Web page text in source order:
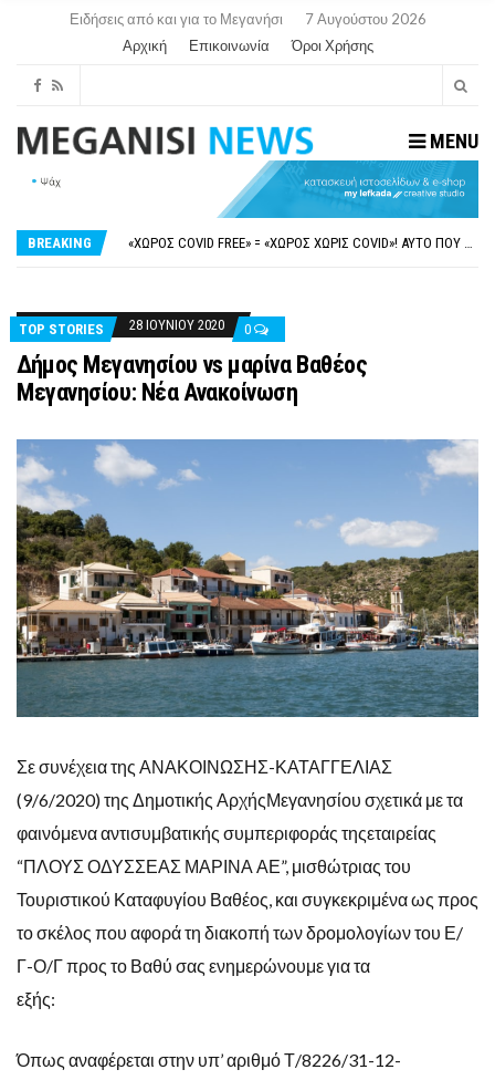
Ειδήσεις από και για το Μεγανήσι
7 Αυγούστου 2026
Αρχική
Επικοινωνία Όροι Χρήσης
MENU
BREAKING
ΝΥΔΡΊ:ΠΙΆΣΤΗΚΑΝ ΣΤΟ ΞΎΛΟ ΟΙ ΙΔΙΟΚΤΉΤΕΣ ΤΟΥΡΙΣΤΙΚΏΝ ΣΚΑΦΏΝ.
«ΧΏΡΟΣ COVID FREE» = «ΧΏΡΟΣ ΧΩΡΊΣ COVID»! ΑΥΤΌ ΠΟΥ ΚΑΝΕΊΣ ΔΕΝ ΈΧΕΙ ΤΟΛΜΉΣΕΙ ΝΑ ΡΩΤΉΣΕΙ
ΠΕΡΊ ΑΝΑΣΤΟΛΉΣ ΝΗΠΙΑΓΩΓΕΊΩΝ ΣΤΗ ΛΕΥΚΆΔΑ
TOP STORIES
28 ΙΟΥΝΊΟΥ 2020 0
Δήμος Μεγανησίου vs μαρίνα Βαθέος
Μεγανησίου: Νέα Ανακοίνωση
Σε συνέχεια της ΑΝΑΚΟΙΝΩΣΗΣ-ΚΑΤΑΓΓΕΛΙΑΣ
(9/6/2020) της Δημοτικής ΑρχήςΜεγανησίου σχετικά με τα
φαινόμενα αντισυμβατικής συμπεριφοράς τηςεταιρείας
“ΠΛΟΥΣ ΟΔΥΣΣΕΑΣ ΜΑΡΙΝΑ ΑΕ”, μισθώτριας του
Τουριστικού Καταφυγίου Βαθέος, και συγκεκριμένα ως προς
το σκέλος που αφορά τη διακοπή των δρομολογίων του Ε/
Γ-Ο/Γ προς το Βαθύ σας ενημερώνουμε για τα
εξής:
Όπως αναφέρεται στην υπ’ αριθμό Τ/8226/31-12-